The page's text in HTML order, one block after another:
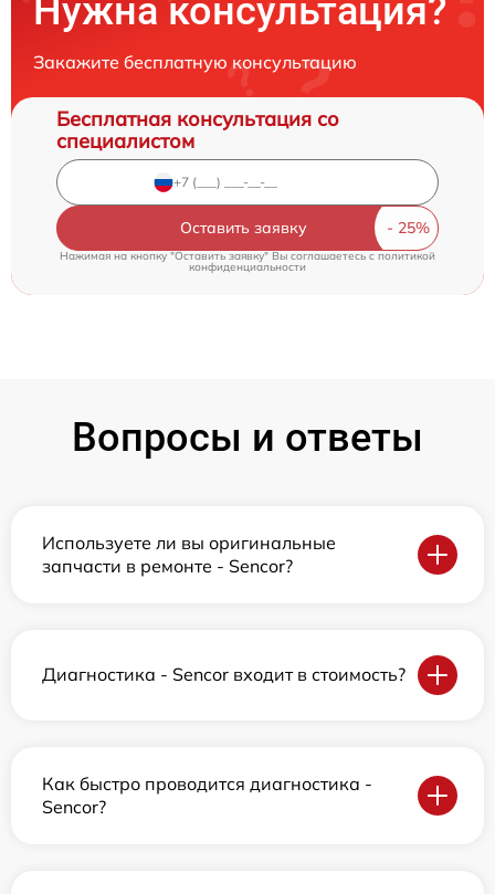
Нужна консультация?
Закажите бесплатную консультацию
Бесплатная консультация со
специалистом
Оставить заявку
Нажимая на кнопку "Оставить заявку" Вы соглашаетесь cполитикой
конфиденциальности
Вопросы и ответы
Используете ли вы оригинальные
запчасти в ремонте - Sencor?
Диагностика - Sencor входит в стоимость?
Как быстро проводится диагностика -
Sencor?